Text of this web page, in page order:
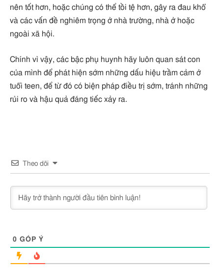
nên tốt hơn, hoặc chúng có thể tồi tệ hơn, gây ra đau khổ
và các vấn đề nghiêm trọng ở nhà trường, nhà ở hoặc
ngoài xã hội.
Chính vì vậy, các bậc phụ huynh hãy luôn quan sát con
của mình để phát hiện sớm những dấu hiệu trầm cảm ở
tuổi teen, để từ đó có biện pháp điều trị sớm, tránh những
rủi ro và hậu quả đáng tiếc xảy ra.
Theo dõi
0 GÓP Ý